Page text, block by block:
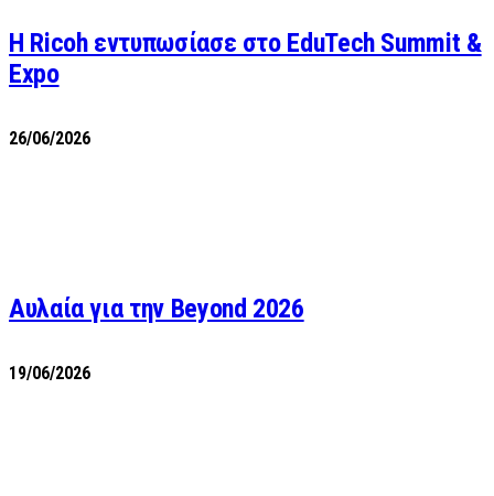
Η Ricoh εντυπωσίασε στο EduTech Summit &
Expo
26/06/2026
Αυλαία για την Beyond 2026
19/06/2026